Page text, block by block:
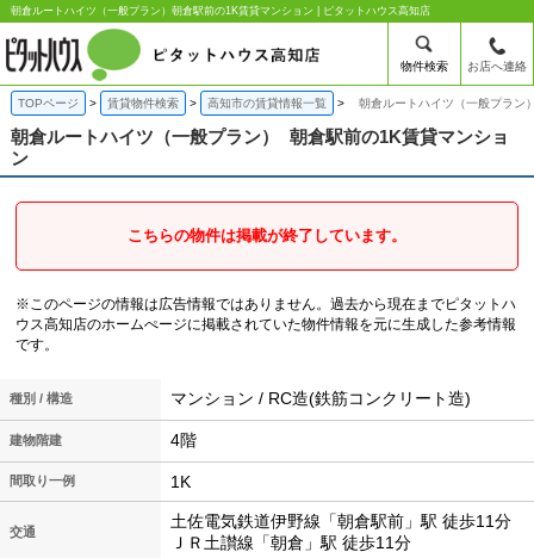
朝倉ルートハイツ（一般プラン）朝倉駅前の1K賃貸マンション | ピタットハウス高知店
物件検索 お店へ連絡
TOPページ 賃貸物件検索 高知市の賃貸情報一覧 朝倉ルートハイツ（一般プラン
朝倉ルートハイツ（一般プラン）
朝倉駅前の1K賃貸マンショ
ン
こちらの物件は掲載が終了しています。
※このページの情報は広告情報ではありません。過去から現在までピタットハ
ウス高知店のホームぺージに掲載されていた物件情報を元に生成した参考情報
です。
種別 / 構造 マンション / RC造(鉄筋コンクリート造)
建物階建 4階
間取り一例 1K
交通
土佐電気鉄道伊野線「朝倉駅前」駅 徒歩11分
ＪＲ土讃線「朝倉」駅 徒歩11分